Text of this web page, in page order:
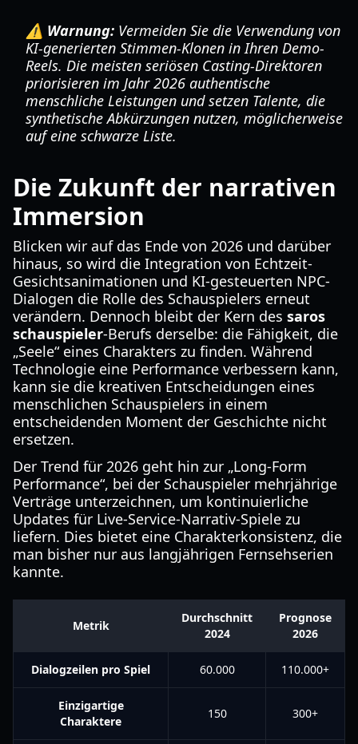
⚠️ Warnung: Vermeiden Sie die Verwendung von
KI-generierten Stimmen-Klonen in Ihren Demo-
Reels. Die meisten seriösen Casting-Direktoren
priorisieren im Jahr 2026 authentische
menschliche Leistungen und setzen Talente, die
synthetische Abkürzungen nutzen, möglicherweise
auf eine schwarze Liste.
Die Zukunft der narrativen
Immersion
Blicken wir auf das Ende von 2026 und darüber
hinaus, so wird die Integration von Echtzeit-
Gesichtsanimationen und KI-gesteuerten NPC-
Dialogen die Rolle des Schauspielers erneut
verändern. Dennoch bleibt der Kern des saros
schauspieler-Berufs derselbe: die Fähigkeit, die
„Seele“ eines Charakters zu finden. Während
Technologie eine Performance verbessern kann,
kann sie die kreativen Entscheidungen eines
menschlichen Schauspielers in einem
entscheidenden Moment der Geschichte nicht
ersetzen.
Der Trend für 2026 geht hin zur „Long-Form
Performance“, bei der Schauspieler mehrjährige
Verträge unterzeichnen, um kontinuierliche
Updates für Live-Service-Narrativ-Spiele zu
liefern. Dies bietet eine Charakterkonsistenz, die
man bisher nur aus langjährigen Fernsehserien
kannte.
Metrik
Durchschnitt
2024
Prognose
2026
Dialogzeilen pro Spiel 60.000 110.000+
Einzigartige
Charaktere
150 300+